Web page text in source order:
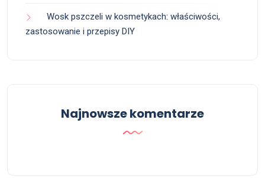
Wosk pszczeli w kosmetykach: właściwości,
zastosowanie i przepisy DIY
Najnowsze komentarze